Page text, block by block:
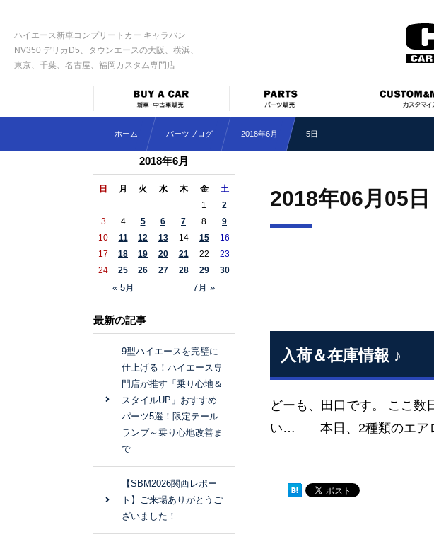
ハイエース新車コンプリートカー キャラバン
NV350 デリカD5、タウンエースの大阪、横浜、
東京、千葉、名古屋、福岡カスタム専門店
ホーム パーツブログ 2018年6月 5日
2018年06月05日
入荷＆在庫情報 ♪
どーも、田口です。 ここ数
い… 本日、2種類のエアロ
2018年6月
日 月 火 水 木 金 土
« 5月 7月 »
1
2
3
4 5 6 7 8
9
10
11 12 13 14 15
16
17
18 19 20 21 22
23
24
25 26 27 28 29 30
最新の記事
9型ハイエースを完璧に
仕上げる！ハイエース専
門店が推す「乗り心地＆
スタイルUP」おすすめ
パーツ5選！限定テール
ランプ～乗り心地改善ま
で
【SBM2026関西レポー
ト】ご来場ありがとうご
ざいました！